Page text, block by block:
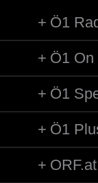
Ö1
Ö1 On
Ö1
Ö1